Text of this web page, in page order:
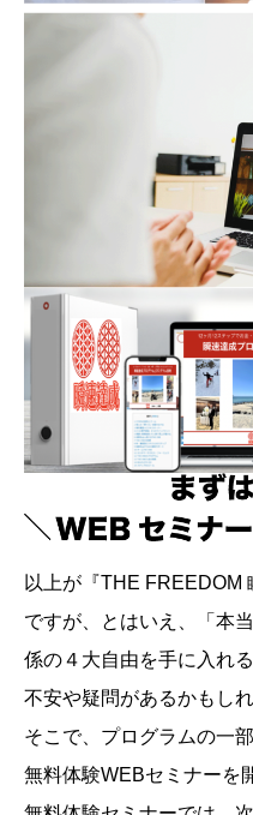
以上が『THE FREEDOM
ですが、とはいえ、「本
係の４大自由を手に入れ
不安や疑問があるかもしれ
そこで、プログラムの一
無料体験WEBセミナーを